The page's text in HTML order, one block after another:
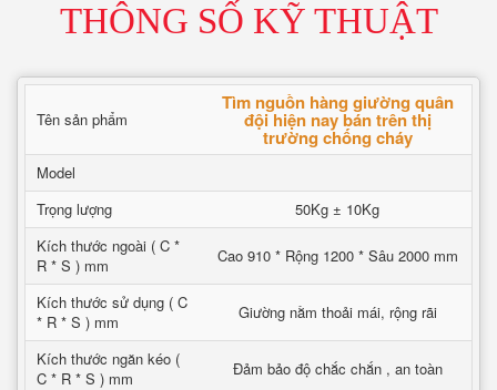
THÔNG SỐ KỸ THUẬT
Tên sản phẩm
Tìm nguồn hàng giường quân
đội hiện nay bán trên thị
trường chống cháy
Model
Trọng lượng
50Kg ± 10Kg
Kích thước ngoài ( C *
R * S ) mm
Cao 910 * Rộng 1200 * Sâu 2000 mm
Kích thước sử dụng ( C
* R * S ) mm
Giường nằm thoải mái, rộng rãi
Kích thước ngăn kéo (
C * R * S ) mm
Đảm bảo độ chắc chắn , an toàn